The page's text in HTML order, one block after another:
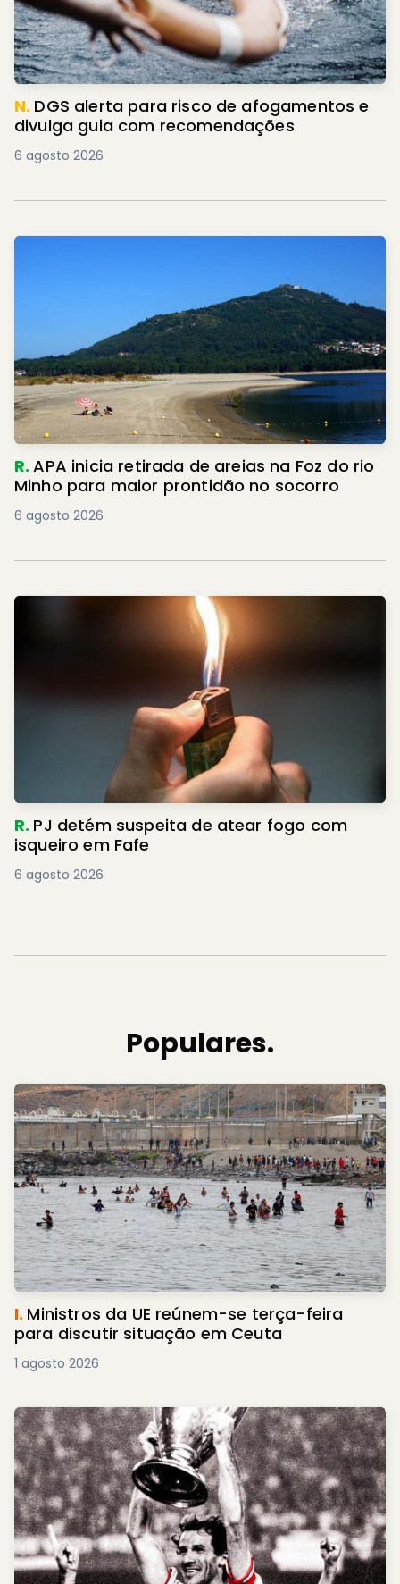
N. DGS alerta para risco de afogamentos e
divulga guia com recomendações
6 agosto 2026
R.APA inicia retirada de areias na Foz do rio
Minho para maior prontidão no socorro
6 agosto 2026
R. PJ detém suspeita de atear fogo com
isqueiro em Fafe
6 agosto 2026
Populares.
I. Ministros da UE reúnem-se terça-feira
para discutir situação em Ceuta
1 agosto 2026